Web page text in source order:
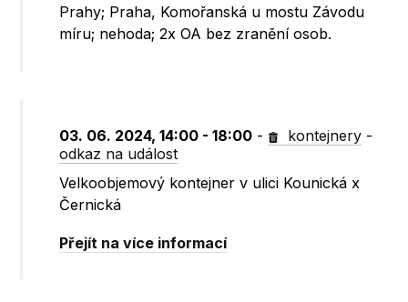
Prahy; Praha, Komořanská u mostu Závodu
míru; nehoda; 2x OA bez zranění osob.
03. 06. 2024, 14:00 - 18:00 - kontejnery -
odkaz na událost
Velkoobjemový kontejner v ulici Kounická x
Černická
Přejít na více informací